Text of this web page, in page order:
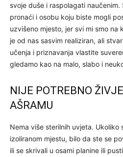
svoje duše i raspolagati
pronaći i osobu koju biste mogli
uzvišeno mjesto, jer svi mi smo na
je od nas sasvim realiziran, ali
učenja i priznavanja vlastite
gledamo kao na malo, slabo i
NIJE POTREBNO
AŠRAMU
Nema više sterilnih uvjeta. Ukoliko
izoliranom mjestu, bilo da ste se
ili se skrivali u osami planine ili